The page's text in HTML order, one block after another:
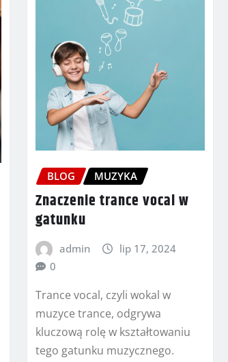
BLOG MUZYKA
Znaczenie trance vocal w
gatunku
admin
lip 17, 2024
0
Trance vocal, czyli wokal w
muzyce trance, odgrywa
kluczową rolę w kształtowaniu
tego gatunku muzycznego.